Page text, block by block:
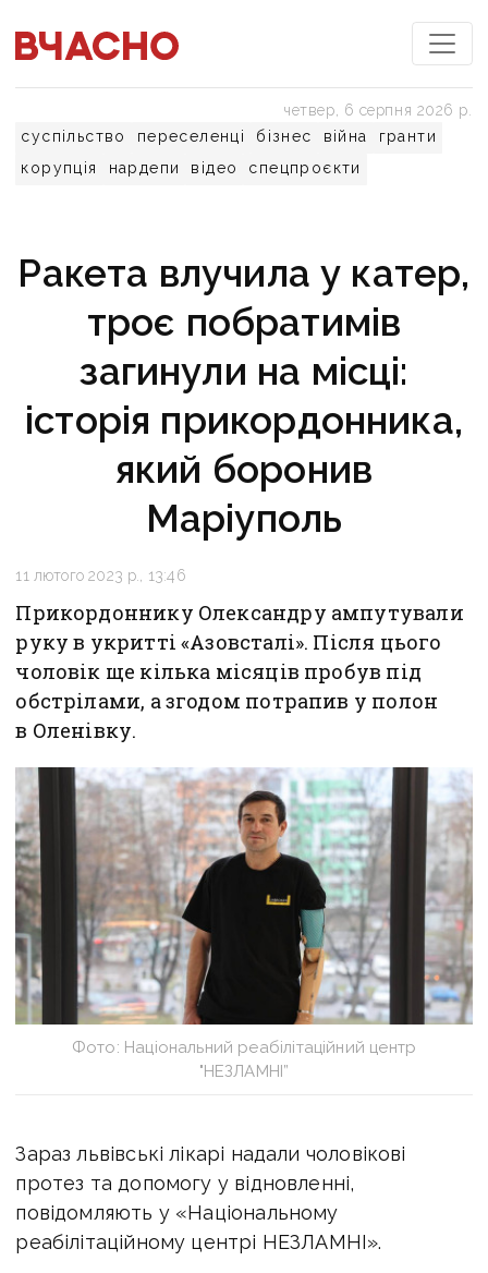
суспільство переселенці бізнес війна
гранти
корупція
нардепи відео спецпроєкти
четвер, 6 серпня 2026 р.
Ракета влучила у катер,
троє побратимів
загинули на місці:
історія прикордонника,
який боронив
Маріуполь
11 лютого 2023 р., 13:46
Прикордоннику Олександру ампутували
руку в укритті «Азовсталі». Після цього
чоловік ще кілька місяців пробув під
обстрілами, а згодом потрапив у полон
в Оленівку.
Фото: Національний реабілітаційний центр
"НЕЗЛАМНІ”
Зараз львівські лікарі надали чоловікові
протез та допомогу у відновленні,
повідомляють у «Національному
реабілітаційному центрі НЕЗЛАМНІ».